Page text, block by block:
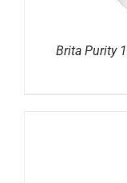
Brita Purity